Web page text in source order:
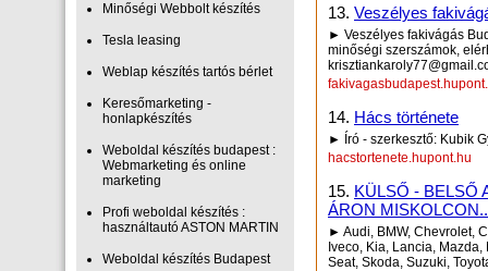
Minőségi Webbolt készítés
Tesla leasing
Weblap készítés tartós bérlet
Keresőmarketing -
honlapkészítés
Weboldal készítés budapest :
Webmarketing és online
marketing
Profi weboldal készítés :
használtautó ASTON MARTIN
Weboldal készítés Budapest
13. Veszélyes
► Veszélyes fakivágás
minőségi szerszámok,
14. Hács története
► Író - szerkesztő: Kubik
hacstortenete.hupont.hu
15. KÜLSŐ - BELSŐ
ÁRON
► Audi, BMW, Chevrolet,
Iveco, Kia, Lancia,
Seat, Skoda, Suzuki,